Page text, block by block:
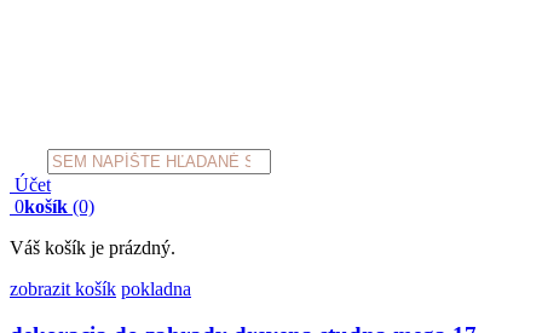
Products
search
Účet
0košík (0)
Váš košík je prázdný.
zobrazit košík pokladna